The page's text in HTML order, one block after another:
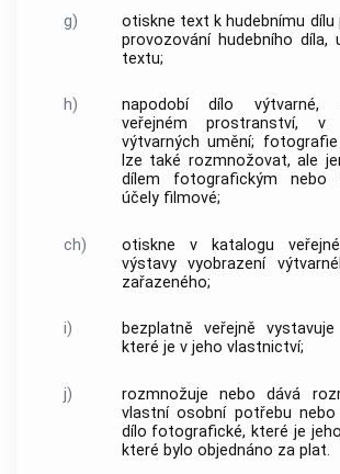
g)
otiskne text k hudebnímu dílu
provozování hudebního díla,
textu;
h)
napodobí dílo výtvarné,
veřejném prostranství,
výtvarných umění;
lze také rozmnožovat, ale
dílem fotografickým nebo
účely filmové;
ch)
otiskne v katalogu
výstavy vyobrazení
zařazeného;
i)
bezplatně veřejně
které je v jeho vlastnictví;
j)
rozmnožuje nebo dává
vlastní osobní potřebu
dílo fotografické, které je
které bylo objednáno za plat.